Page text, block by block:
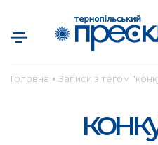
Головна ● Записи з тегом